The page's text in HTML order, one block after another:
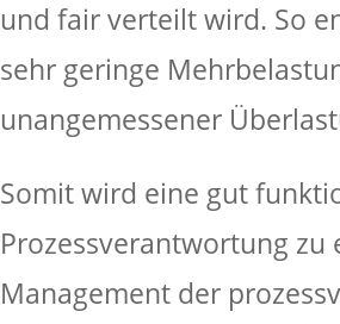
und fair verteilt wird. So
sehr geringe
unangemessener
Somit wird eine gut
Prozessverantwortung
Management der